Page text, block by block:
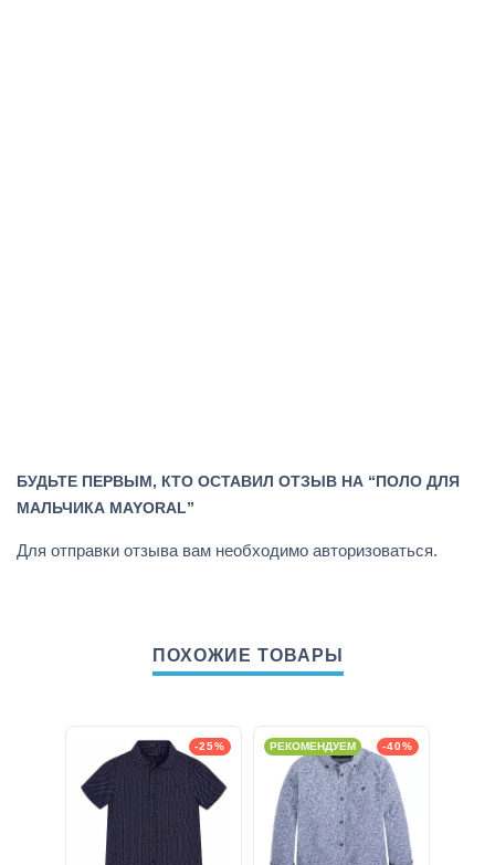
БУДЬТЕ ПЕРВЫМ, КТО ОСТАВИЛ ОТЗЫВ НА “ПОЛО ДЛЯ
МАЛЬЧИКА MAYORAL”
Для отправки отзыва вам необходимо авторизоваться.
ПОХОЖИЕ ТОВАРЫ
-25% -40%
РЕКОМЕНДУЕМ